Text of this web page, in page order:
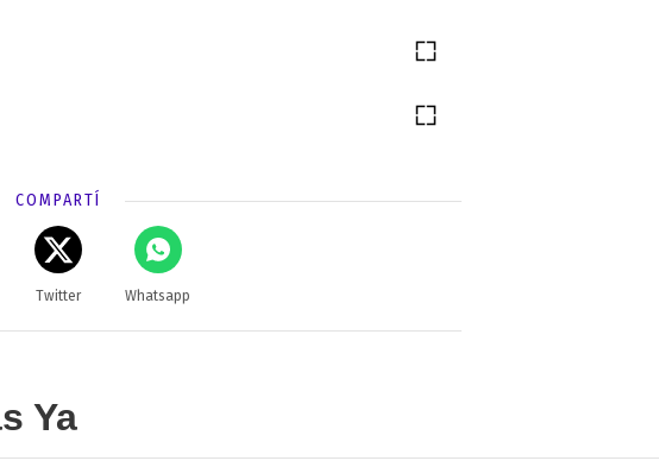
COMPARTÍ
Twitter Whatsapp
Ya